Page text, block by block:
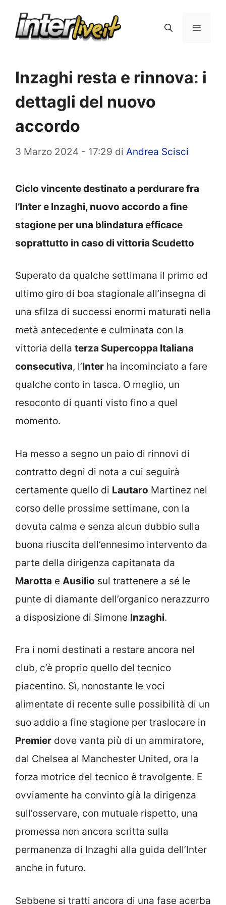
Menu
Inzaghi resta e rinnova: i
dettagli del nuovo
accordo
3 Marzo 2024 - 17:29 di Andrea Scisci
Ciclo vincente destinato a perdurare fra
l’Inter e Inzaghi, nuovo accordo a fine
stagione per una blindatura efficace
soprattutto in caso di vittoria Scudetto
Superato da qualche settimana il primo ed
ultimo giro di boa stagionale all’insegna di
una sfilza di successi enormi maturati nella
metà antecedente e culminata con la
vittoria della terza Supercoppa Italiana
consecutiva, l’Inter ha incominciato a fare
qualche conto in tasca. O meglio, un
resoconto di quanti visto fino a quel
momento.
Ha messo a segno un paio di rinnovi di
contratto degni di nota a cui seguirà
certamente quello di Lautaro Martinez nel
corso delle prossime settimane, con la
dovuta calma e senza alcun dubbio sulla
buona riuscita dell’ennesimo intervento da
parte della dirigenza capitanata da
Marotta e Ausilio sul trattenere a sé le
punte di diamante dell’organico nerazzurro
a disposizione di Simone Inzaghi.
Fra i nomi destinati a restare ancora nel
club, c’è proprio quello del tecnico
piacentino. Sì, nonostante le voci
alimentate di recente sulle possibilità di un
suo addio a fine stagione per traslocare in
Premier dove vanta più di un ammiratore,
dal Chelsea al Manchester United, ora la
forza motrice del tecnico è travolgente. E
ovviamente ha convinto già la dirigenza
sull’osservare, con mutuale rispetto, una
promessa non ancora scritta sulla
permanenza di Inzaghi alla guida dell’Inter
anche in futuro.
Sebbene si tratti ancora di una fase acerba